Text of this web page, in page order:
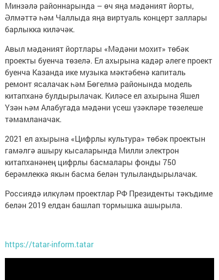
Минзәлә районнарында – өч яңа мәдәният йорты,
Әлмәттә һәм Чаллыда яңа виртуаль концерт заллары
барлыкка киләчәк.
Авыл мәдәният йортлары «Мәдәни мохит» төбәк
проекты буенча төзелә. Ел ахырына кадәр әлеге проект
буенча Казанда ике музыка мәктәбенә капиталь
ремонт ясалачак һәм Бөгелмә районында модель
китапханә булдырылачак. Киләсе ел ахырына Яшел
Үзән һәм Алабугада мәдәни үсеш үзәкләре төзелеше
тәмамланачак.
2021 ел ахырына «Цифрлы культура» төбәк проектын
гамәлгә ашыру кысаларында Милли электрон
китапханәнең цифрлы басмалары фонды 750
берәмлеккә якын басма белән тулыландырылачак.
Россиядә илкүләм проектлар РФ Президенты тәкъдиме
белән 2019 елдан башлап тормышка ашырыла.
https://tatar-inform.tatar